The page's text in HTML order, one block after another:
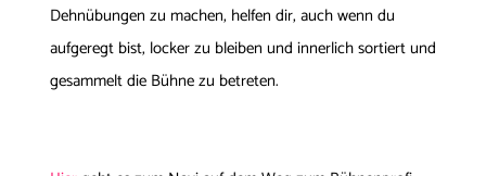
Dehnübungen zu machen, helfen dir, auch wenn du
aufgeregt bist, locker zu bleiben und innerlich sortiert und
gesammelt die Bühne zu betreten.